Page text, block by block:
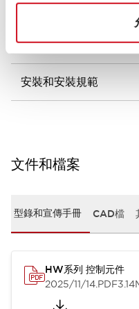
環境規範
機械規格
安裝和安裝規範
文件和檔案
型錄和宣傳手冊 CAD檔
HW系列 控制元件
2025/11/14.PDF